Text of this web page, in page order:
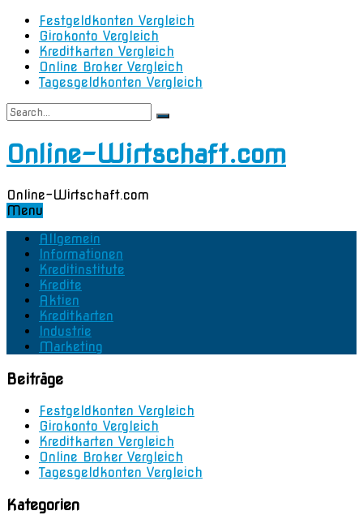
Festgeldkonten Vergleich
Girokonto Vergleich
Kreditkarten Vergleich
Online Broker Vergleich
Tagesgeldkonten Vergleich
Online-Wirtschaft.com
Online-Wirtschaft.com
Menu
Allgemein
Informationen
Kreditinstitute
Kredite
Aktien
Kreditkarten
Industrie
Marketing
Beiträge
Festgeldkonten Vergleich
Girokonto Vergleich
Kreditkarten Vergleich
Online Broker Vergleich
Tagesgeldkonten Vergleich
Kategorien